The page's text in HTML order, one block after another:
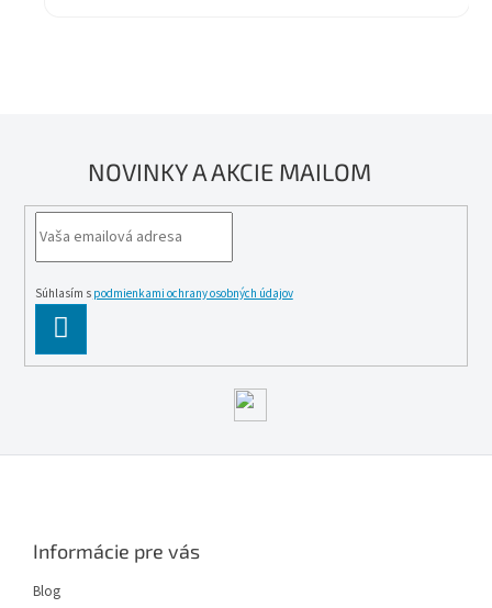
Stupeň krytia (IP): IP20
technológia: Halogén
Priemer (mm): 380
NOVINKY A AKCIE MAILOM
Súhlasím s podmienkami ochrany osobných údajov
SE
Informácie pre vás
Blog